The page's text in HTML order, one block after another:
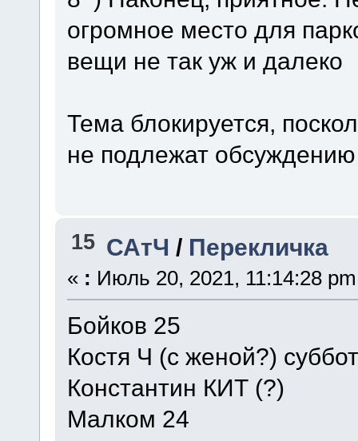
огромное место для
вещи не так уж и далеко
Тема блокируется,
не подлежат обсуждению
15 САтЧ / Перекличка
« : Июль 20, 2021, 11:14:28
Бойков 25
Костя Ч (с женой?)
Константин КИТ (?)
Малком 24